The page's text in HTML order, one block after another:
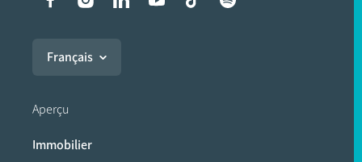
Français
Aperçu
Immobilier